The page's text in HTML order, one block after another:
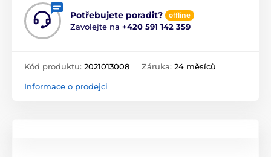
Potřebujete poradit? offline
Zavolejte na +420 591 142 359
Kód produktu: 2021013008 Záruka: 24 měsíců
Informace o prodejci